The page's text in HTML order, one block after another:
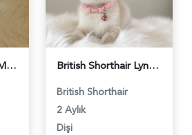
Scottish Fold Dişi Mükemmel Yavrumuz - 5909 British Shorthair Lynx Point Dişi Yavrumuz Yuva Arıyor - 5148
British Shorthair
2 Aylık
Dişi